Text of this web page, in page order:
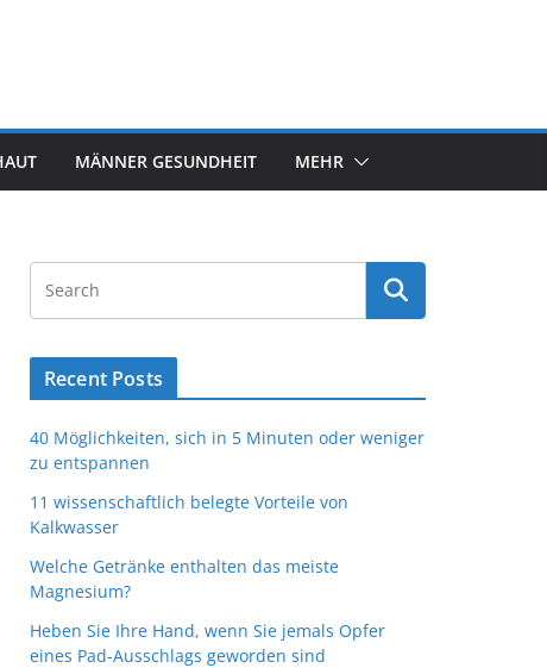
MÄNNER GESUNDHEIT MEHR
Recent Posts
40 Möglichkeiten, sich in 5 Minuten oder weniger
zu entspannen
11 wissenschaftlich belegte Vorteile von
Kalkwasser
Welche Getränke enthalten das meiste
Magnesium?
Heben Sie Ihre Hand, wenn Sie jemals Opfer
eines Pad-Ausschlags geworden sind